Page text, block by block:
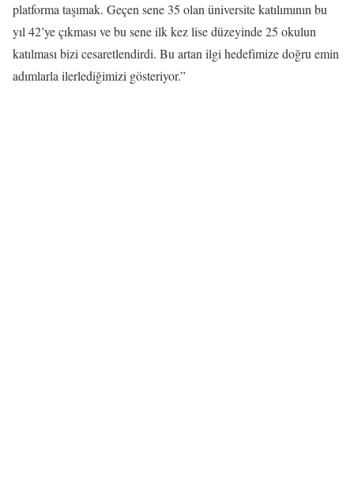
platforma taşımak. Geçen sene 35 olan üniversite katılımının bu
yıl 42’ye çıkması ve bu sene ilk kez lise düzeyinde 25 okulun
katılması bizi cesaretlendirdi. Bu artan ilgi hedefimize doğru emin
adımlarla ilerlediğimizi gösteriyor.”